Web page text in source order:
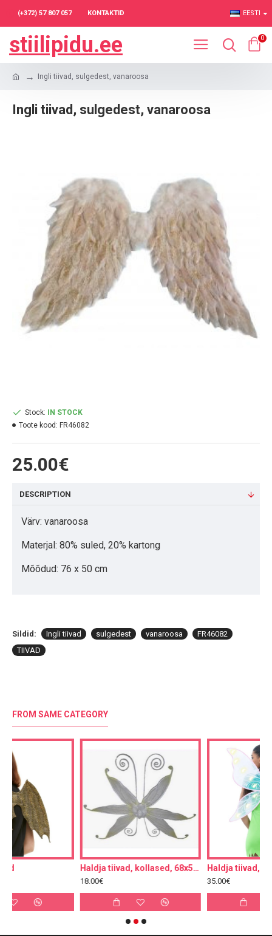
(+372) 57 807 057 KONTAKTID EESTI
stiilipidu.ee 0
Ingli tiivad, sulgedest, vanaroosa
Ingli tiivad, sulgedest, vanaroosa
25.00€
Stock:
IN STOCK
Toote kood: FR46082
DESCRIPTION
Värv: vanaroosa
Materjal: 80% suled, 20% kartong
Mõõdud: 76 x 50 cm
Sildid: Ingli tiivad sulgedest vanaroosa
FR46082
TIIVAD
FROM SAME CATEGORY
Haldja tiivad, kollased, 68x55cm Haldja tiivad, LED-idega